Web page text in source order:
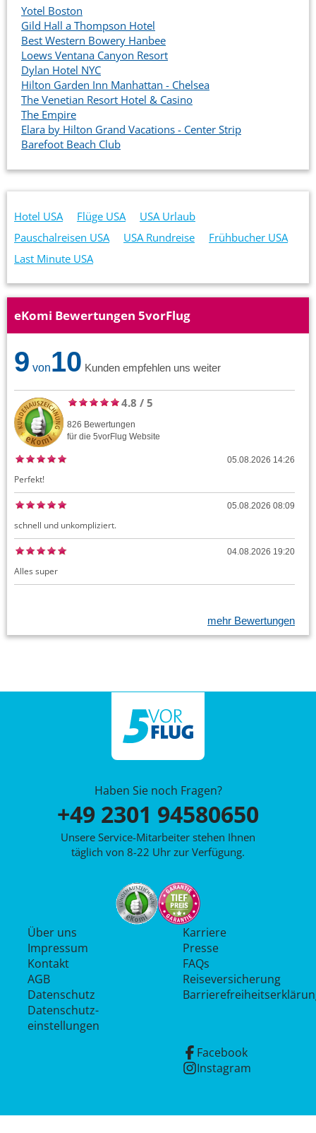
Yotel Boston
Gild Hall a Thompson Hotel
Best Western Bowery Hanbee
Loews Ventana Canyon Resort
Dylan Hotel NYC
Hilton Garden Inn Manhattan - Chelsea
The Venetian Resort Hotel & Casino
The Empire
Elara by Hilton Grand Vacations - Center Strip
Barefoot Beach Club
Hotel USA Flüge USA
USA Urlaub
Pauschalreisen USA
USA Rundreise
Frühbucher USA
Last Minute USA
eKomi Bewertungen 5vorFlug
9 von10 Kunden empfehlen uns weiter
4.8 / 5
826 Bewertungen
für die 5vorFlug Website
05.08.2026 14:26
Perfekt!
05.08.2026 08:09
schnell und unkompliziert.
04.08.2026 19:20
Alles super
mehr Bewertungen
Haben Sie noch Fragen?
+49 2301 94580650
Unsere Service-Mitarbeiter stehen Ihnen
täglich von 8-22 Uhr zur Verfügung.
Über uns
Impressum
Kontakt
AGB
Datenschutz
Datenschutz­
einstellungen
Karriere
Presse
FAQs
Reiseversicherung
Facebook
Instagram